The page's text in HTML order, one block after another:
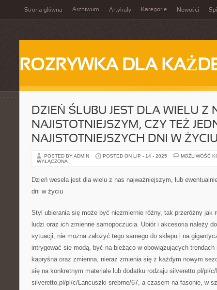
Strona główna Archiwum Artykuły Kategorie Nowości
ROZRYWKA DLA
DZIEŃ ŚLUBU JEST DLA WIELU Z
NAJISTOTNIEJSZYM, CZY TEŻ
NAJISTOTNIEJSZYCH DNI W
POSTED BY ADMIN POSTED ON LIP - 14 - 2025
MOŻLIWOŚĆ
WYŁĄCZONA
Dzień wesela jest dla wielu z nas najważniejszym, lub
dni w życiu
Styl ubierania się może być niezmiernie różny, tak przeróżny jak
ludzi oraz ich zmienne samopoczucia. Ubiór i akcesoria należy
sytuacji, nie można założyć tego samego do sklepu i na
intrygować się modą, być na bieżąco w obowiązujących
kapryśna oraz zmienna, nieraz zmienia się z każdym nowym
się na konkretnym materiale lub dodatku rodzaju silveretto.pl/pl/
silveretto.pl/pl/c/Lancuszki-srebrne/67, a czasem na fasonie, w